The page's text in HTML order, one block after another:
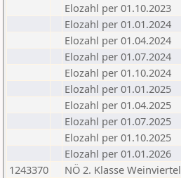
Elozahl per 01.10.2023
Elozahl per 01.01.2024
Elozahl per 01.04.2024
Elozahl per 01.07.2024
Elozahl per 01.10.2024
Elozahl per 01.01.2025
Elozahl per 01.04.2025
Elozahl per 01.07.2025
Elozahl per 01.10.2025
Elozahl per 01.01.2026
1243370
NÖ 2. Klasse Weinviertel